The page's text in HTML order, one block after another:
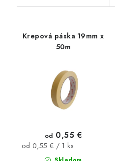
Krepová páska 19mm x
50m
od 0,55 €
Jednotková
od 0,55 € / 1 ks